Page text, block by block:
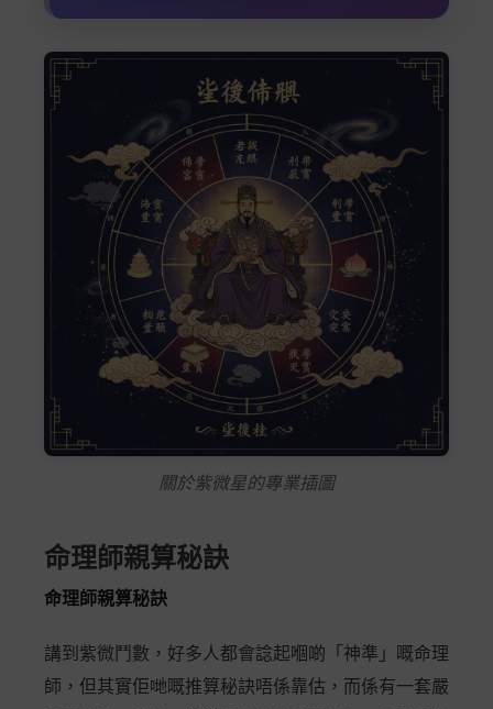
關於紫微星的專業插圖
命理師親算秘訣
命理師親算秘訣
講到紫微鬥數，好多人都會諗起嗰啲「神準」嘅命理
師，但其實佢哋嘅推算秘訣唔係靠估，而係有一套嚴